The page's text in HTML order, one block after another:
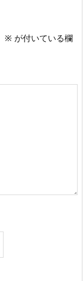
※ が付いている欄